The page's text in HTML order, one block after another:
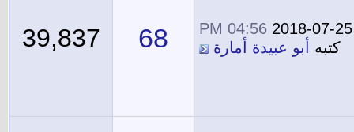
2018-07-25
04:56 PM
كتبه
أبو عبيدة أمارة 68
39,837